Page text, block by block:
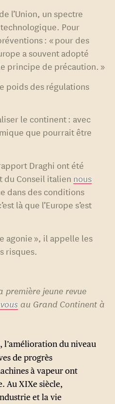
l’Union, un spectre
Pour
: « pour des
a souvent adopté
principe de précaution. »
poids des régulations
le continent : avec
que pourrait être
Draghi ont été
du Conseil italiennous
dans des conditions
là que l’Europe s’est
agonie », il appelle les
risques.
jeune revue
au Grand Continent à
l’amélioration du niveau
de progrès
à vapeur ont
Au XIXe siècle,
et la vie